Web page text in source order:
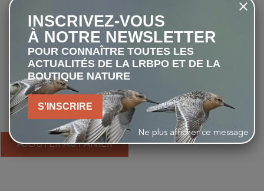
L'art d'être parent chez les
26,00 €
AJOUTER AU PANIER
INSCRIVEZ-VOUS
À NOTRE NEWSLETTER
POUR CONNAÎTRE TOUTES LES
ACTUALITÉS DE LA LRBPO ET DE LA
BOUTIQUE NATURE
S'INSCRIRE
Ne plus afficher ce message